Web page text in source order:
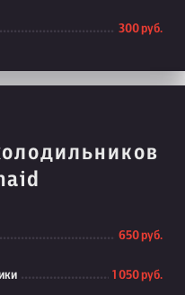
300 руб.
650 руб.
1 050 руб.